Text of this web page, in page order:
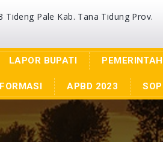
Tideng Pale Kab. Tana Tidung Prov.
LAPOR BUPATI PEMERINTAH
APBD 2023 SOP